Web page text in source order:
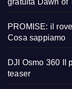
gratuita Dawn of
PROMISE: il
Cosa sappiamo
DJI Osmo 360 II
teaser